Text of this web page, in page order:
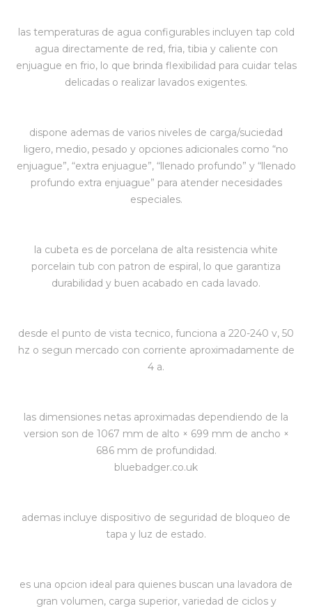
las temperaturas de agua configurables incluyen tap cold
agua directamente de red, fria, tibia y caliente con
enjuague en frio, lo que brinda flexibilidad para cuidar telas
delicadas o realizar lavados exigentes.
dispone ademas de varios niveles de carga/suciedad
ligero, medio, pesado y opciones adicionales como “no
enjuague”, “extra enjuague”, “llenado profundo” y “llenado
profundo extra enjuague” para atender necesidades
especiales.
la cubeta es de porcelana de alta resistencia white
porcelain tub con patron de espiral, lo que garantiza
durabilidad y buen acabado en cada lavado.
desde el punto de vista tecnico, funciona a 220-240 v, 50
hz o segun mercado con corriente aproximadamente de
4 a.
las dimensiones netas aproximadas dependiendo de la
version son de 1067 mm de alto × 699 mm de ancho ×
686 mm de profundidad.
bluebadger.co.uk
ademas incluye dispositivo de seguridad de bloqueo de
tapa y luz de estado.
es una opcion ideal para quienes buscan una lavadora de
gran volumen, carga superior, variedad de ciclos y